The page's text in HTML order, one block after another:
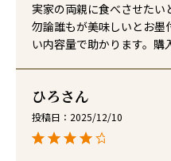
実家の両親に食べさせたい
勿論誰もが美味しいとお墨
い内容量で助かります。購
ひろ
投稿日 2025/12/10